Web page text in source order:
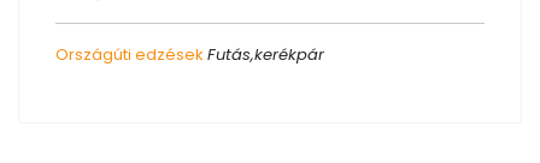
Országúti edzések Futás,kerékpár